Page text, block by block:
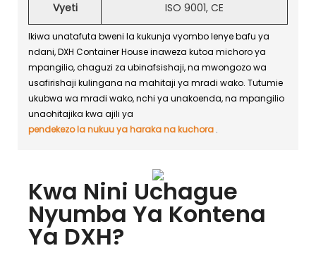
Vyeti ISO 9001, CE
Ikiwa unatafuta bweni la kukunja vyombo lenye bafu ya
ndani, DXH Container House inaweza kutoa michoro ya
mpangilio, chaguzi za ubinafsishaji, na mwongozo wa
usafirishaji kulingana na mahitaji ya mradi wako. Tutumie
ukubwa wa mradi wako, nchi ya unakoenda, na mpangilio
unaohitajika kwa ajili ya
pendekezo la nukuu ya haraka na kuchora .
Kwa Nini Uchague
Nyumba Ya Kontena
Ya DXH?